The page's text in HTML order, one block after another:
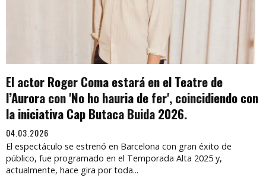
El actor Roger Coma estará en el Teatre de
l’Aurora con 'No ho hauria de fer', coincidiendo con
la iniciativa Cap Butaca Buida 2026.
04.03.2026
El espectáculo se estrenó en Barcelona con gran éxito de
público, fue programado en el Temporada Alta 2025 y,
actualmente, hace gira por toda...